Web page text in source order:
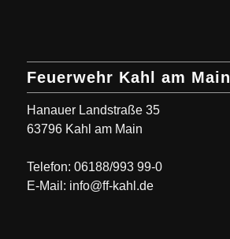
Feuerwehr Kahl am Main
Hanauer Landstraße 35
63796 Kahl am Main
Telefon: 06188/993 99-0
E-Mail: info@ff-kahl.de